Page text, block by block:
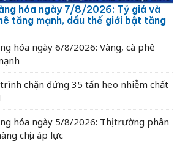
hóa ngày 7/8/2026: Tỷ giá và
tăng mạnh, dầu thế giới bật tăng
hóa ngày 6/8/2026: Vàng, cà phê
chặn đứng 35 tấn heo nhiễm chất
hóa ngày 5/8/2026: Thị trường phân
chịu áp lực